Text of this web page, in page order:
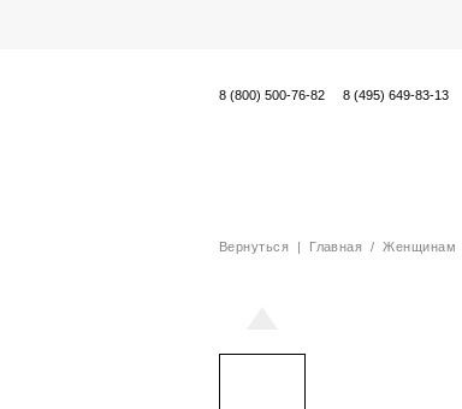
8 (800) 500-76-82 8 (495) 649-83-13
Вернуться| Главная /Женщинам